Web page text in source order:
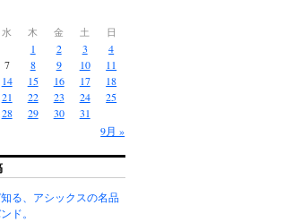
水 木 金 土 日
9月 »
1 2 3
4
7 8 9 10
11
14 15 16 17
18
21 22 23 24
25
28 29 30 31
る、アシックスの名品
ド。